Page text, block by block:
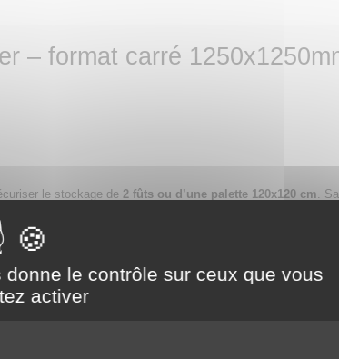
le contrôle sur ceux que vous
activer
– format carré
le stockage de 2 fûts ou d’une palette 120x120 cm . Sa
d’un transpalette ou d’un chariot élévateur.
de fûts.